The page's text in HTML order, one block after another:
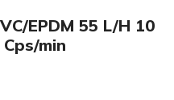
EPDM 55 L/H 10
min